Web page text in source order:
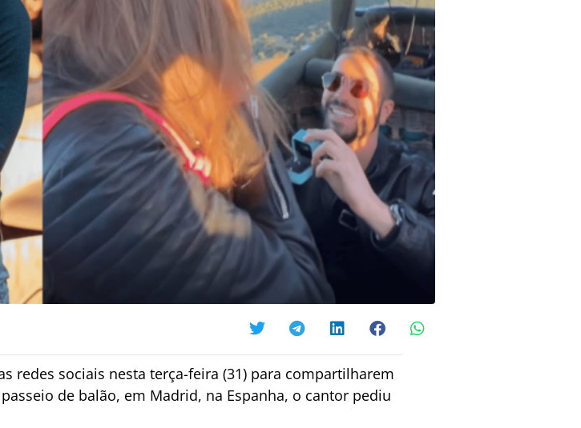
redes sociais nesta terça-feira (31) para compartilharem
de balão, em Madrid, na Espanha, o cantor pediu